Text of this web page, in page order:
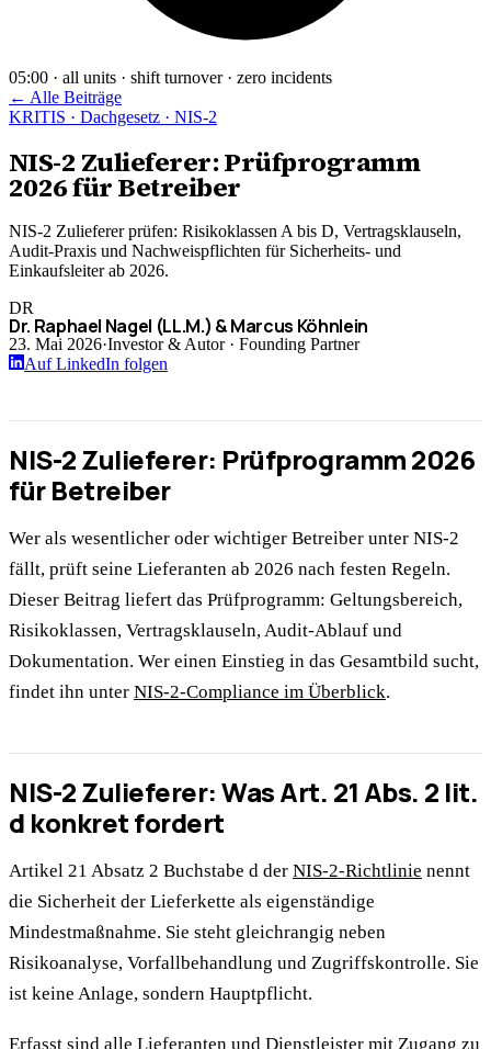
05:00 · all units · shift turnover · zero incidents
← Alle Beiträge
KRITIS · Dachgesetz · NIS-2
NIS-2 Zulieferer: Prüfprogramm
2026 für Betreiber
NIS-2 Zulieferer prüfen: Risikoklassen A bis D, Vertragsklauseln,
Audit-Praxis und Nachweispflichten für Sicherheits- und
Einkaufsleiter ab 2026.
DR
Dr. Raphael Nagel (LL.M.) & Marcus Köhnlein
23. Mai 2026·Investor & Autor · Founding Partner
Auf LinkedIn folgen
NIS-2 Zulieferer: Prüfprogramm 2026
für Betreiber
Wer als wesentlicher oder wichtiger Betreiber unter NIS-2
fällt, prüft seine Lieferanten ab 2026 nach festen Regeln.
Dieser Beitrag liefert das Prüfprogramm: Geltungsbereich,
Risikoklassen, Vertragsklauseln, Audit-Ablauf und
Dokumentation. Wer einen Einstieg in das Gesamtbild sucht,
findet ihn unter NIS-2-Compliance im Überblick.
NIS-2 Zulieferer: Was Art. 21 Abs. 2 lit.
d konkret fordert
Artikel 21 Absatz 2 Buchstabe d der NIS-2-Richtlinie nennt
die Sicherheit der Lieferkette als eigenständige
Mindestmaßnahme. Sie steht gleichrangig neben
Risikoanalyse, Vorfallbehandlung und Zugriffskontrolle. Sie
ist keine Anlage, sondern Hauptpflicht.
Erfasst sind alle Lieferanten und Dienstleister mit Zugang zu